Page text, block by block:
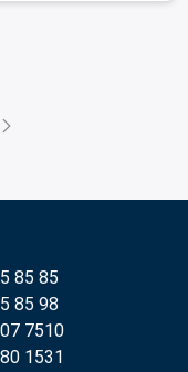
85 85
85 98
7510
1531